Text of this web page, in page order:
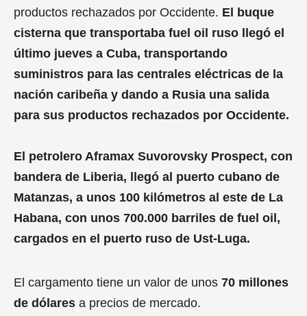
productos rechazados por Occidente. El buque
cisterna que transportaba fuel oil ruso llegó el
último jueves a Cuba, transportando
suministros para las centrales eléctricas de la
nación caribeña y dando a Rusia una salida
para sus productos rechazados por Occidente.
El petrolero Aframax Suvorovsky Prospect, con
bandera de Liberia, llegó al puerto cubano de
Matanzas, a unos 100 kilómetros al este de La
Habana, con unos 700.000 barriles de fuel oil,
cargados en el puerto ruso de Ust-Luga.
El cargamento tiene un valor de unos 70 millones
de dólares a precios de mercado.